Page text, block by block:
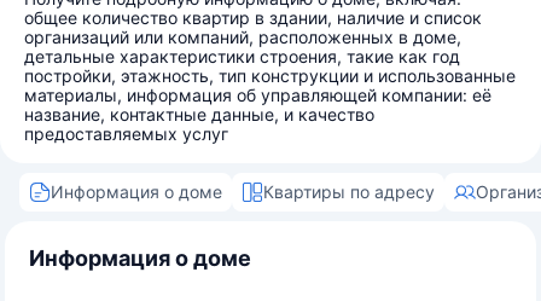
общее количество квартир в здании, наличие и список
организаций или компаний, расположенных в доме,
детальные характеристики строения, такие как год
постройки, этажность, тип конструкции и использованные
материалы, информация об управляющей компании: её
название, контактные данные, и качество
предоставляемых услуг
Информация о доме Квартиры по адресу
Информация о доме